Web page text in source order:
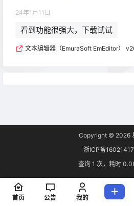
24年1月11日
看到功能很强大，下载试试
文本编辑器（EmuraSoft EmEditor）
Copyright © 2026
浙ICP备
查询 1 次，耗时
首页 公告 我的